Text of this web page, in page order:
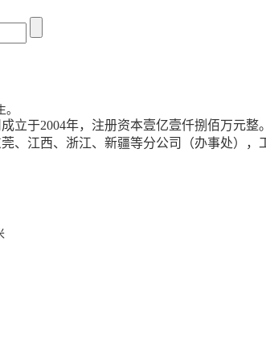
立于2004年， 注册资本壹亿壹仟捌佰万元整
、江西、浙江、新疆等分公司（办事处），